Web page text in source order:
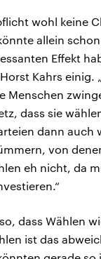
wohl keine
allein
Effekt
Kahrs einig.
Menschen
dass sie
dann auch
von
eh nicht, da
dass Wählen
ist das